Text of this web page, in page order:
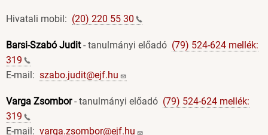
Hivatali mobil: (20) 220 55 30
Barsi-Szabó Judit- tanulmányi előadó (79) 524-624 mellék:
319
E-mail: szabo.judit@ejf.hu
Varga Zsombor- tanulmányi előadó (79) 524-624 mellék:
319
E-mail: varga.zsombor@ejf.hu